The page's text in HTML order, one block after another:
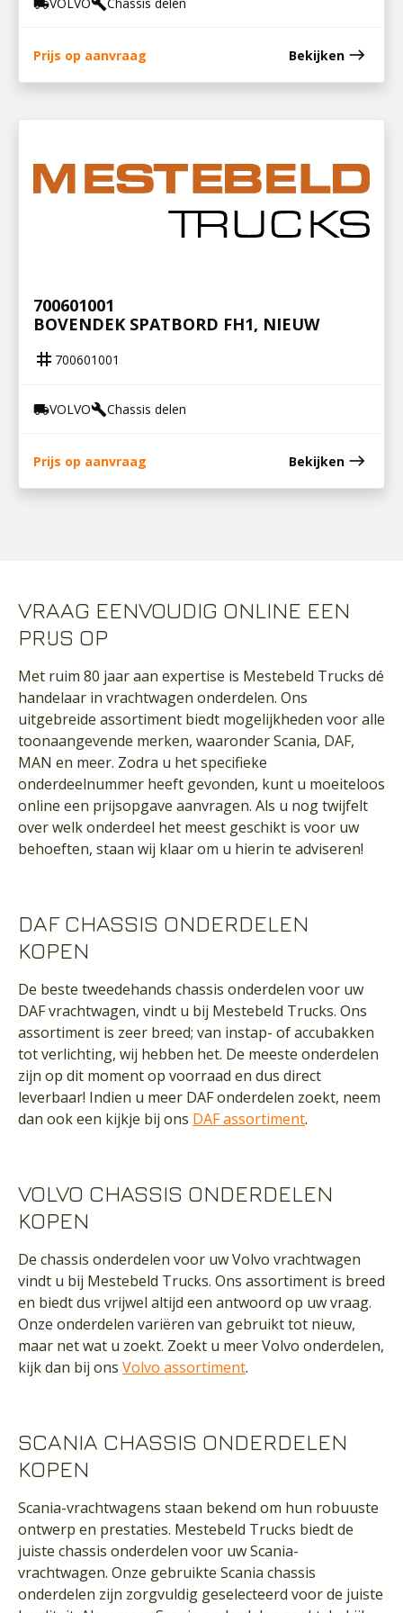
Prijs op aanvraag Bekijken east
700601001
BOVENDEK SPATBORD FH1, NIEUW
tag 700601001
local_shippingVOLVObuildChassis delen
Prijs op aanvraag Bekijken east
VRAAG EENVOUDIG ONLINE EEN
PRIJS OP
Met ruim 80 jaar aan expertise is Mestebeld Trucks dé
handelaar in vrachtwagen onderdelen. Ons
uitgebreide assortiment biedt mogelijkheden voor alle
toonaangevende merken, waaronder Scania, DAF,
MAN en meer. Zodra u het specifieke
onderdeelnummer heeft gevonden, kunt u moeiteloos
online een prijsopgave aanvragen. Als u nog twijfelt
over welk onderdeel het meest geschikt is voor uw
behoeften, staan wij klaar om u hierin te adviseren!
DAF CHASSIS ONDERDELEN
KOPEN
De beste tweedehands chassis onderdelen voor uw
DAF vrachtwagen, vindt u bij Mestebeld Trucks. Ons
assortiment is zeer breed; van instap- of accubakken
tot verlichting, wij hebben het. De meeste onderdelen
zijn op dit moment op voorraad en dus direct
leverbaar! Indien u meer DAF onderdelen zoekt, neem
dan ook een kijkje bij ons DAF assortiment.
VOLVO CHASSIS ONDERDELEN
KOPEN
De chassis onderdelen voor uw Volvo vrachtwagen
vindt u bij Mestebeld Trucks. Ons assortiment is breed
en biedt dus vrijwel altijd een antwoord op uw vraag.
Onze onderdelen variëren van gebruikt tot nieuw,
maar net wat u zoekt. Zoekt u meer Volvo onderdelen,
kijk dan bij ons Volvo assortiment.
SCANIA CHASSIS ONDERDELEN
KOPEN
Scania-vrachtwagens staan bekend om hun robuuste
ontwerp en prestaties. Mestebeld Trucks biedt de
juiste chassis onderdelen voor uw Scania-
vrachtwagen. Onze gebruikte Scania chassis
onderdelen zijn zorgvuldig geselecteerd voor de juiste